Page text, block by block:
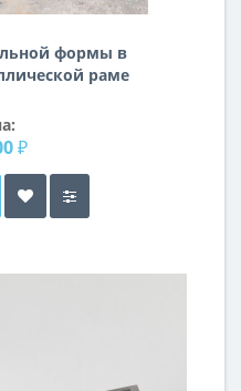
формы в
раме
₽